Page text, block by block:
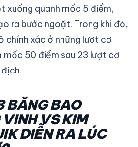
xuống quanh mốc 5 điểm,
ra bước ngoặt. Trong khi đó,
chính xác ở những lượt cơ
mốc 50 điểm sau 23 lượt cơ
BĂNG BAO
VS KIM
DIỄN RA LÚC